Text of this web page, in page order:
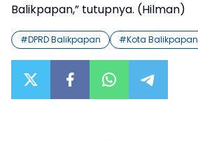
Balikpapan,” tutupnya. (Hilman)
#DPRD Balikpapan #Kota Balikpapan